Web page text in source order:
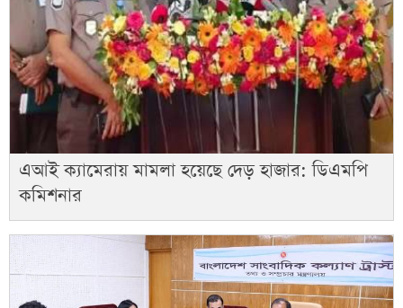
এআই ক্যামেরায় মামলা হয়েছে দেড় হাজার: ডিএমপি
কমিশনার